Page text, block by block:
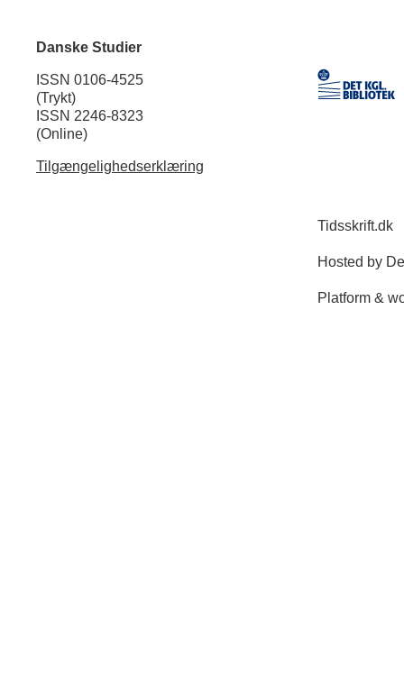
Danske Studier
ISSN 0106-4525
(Trykt)
ISSN 2246-8323
(Online)
Tilgængelighedserklæring